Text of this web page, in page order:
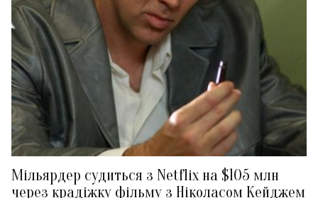
Мільярдер судиться з Netflix на $105 млн
через крадіжку фільму з Ніколасом Кейджем